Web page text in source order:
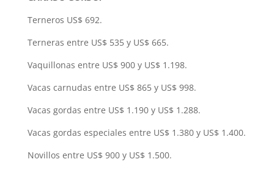
Terneros US$ 692.
Terneras entre US$ 535 y US$ 665.
Vaquillonas entre US$ 900 y US$ 1.198.
Vacas carnudas entre US$ 865 y US$ 998.
Vacas gordas entre US$ 1.190 y US$ 1.288.
Vacas gordas especiales entre US$ 1.380 y US$ 1.400.
Novillos entre US$ 900 y US$ 1.500.